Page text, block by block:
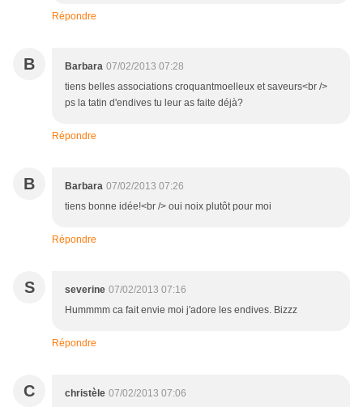
Répondre
B Barbara 07/02/2013 07:28
tiens belles associations croquantmoelleux et saveurs<br />
ps la tatin d'endives tu leur as faite déjà?
Répondre
B Barbara 07/02/2013 07:26
tiens bonne idée!<br /> oui noix plutôt pour moi
Répondre
S severine 07/02/2013 07:16
Hummmm ca fait envie moi j'adore les endives. Bizzz
Répondre
C christèle 07/02/2013 07:06